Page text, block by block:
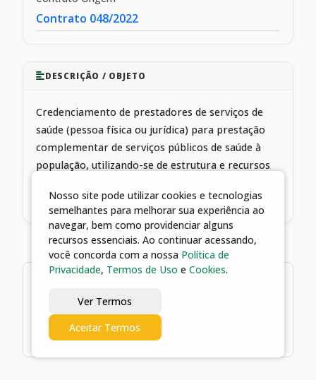
Contrato 048/2022
DESCRIÇÃO / OBJETO
Credenciamento de prestadores de serviços de
saúde (pessoa física ou jurídica) para prestação
complementar de serviços públicos de saúde à
população, utilizando-se de estrutura e recursos
do Fundo Municipal de Saúde de Catalão-GO
05/10/2022 14:59 | 1º ADITIVO AO
TERMO DE CREDENCIAMENTO Nº
119/2021
Nosso site pode utilizar cookies e tecnologias
semelhantes para melhorar sua experiência ao
navegar, bem como providenciar alguns
recursos essenciais. Ao continuar acessando,
você concorda com a nossa Política de
Privacidade, Termos de Uso e Cookies.
Ver Termos
Aceitar Termos